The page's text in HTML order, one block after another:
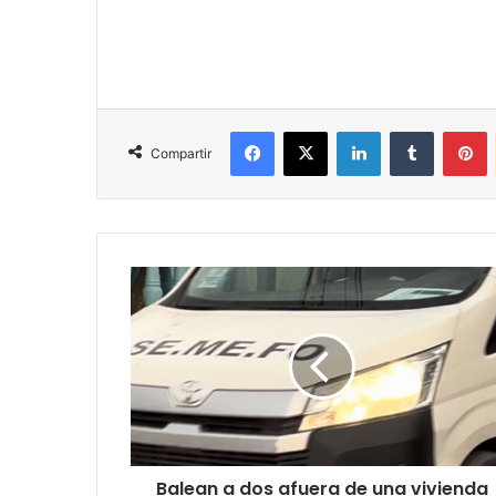
Compartir
Facebook
X LinkedInTumblr
Balean
afuera
una
vivienda
en
Juárez;
ambosBalean a dos afuera de una vivienda